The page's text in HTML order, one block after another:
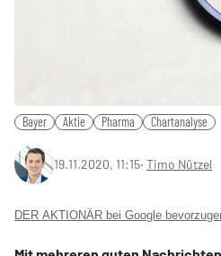
Bayer Aktie Pharma Chartanalyse
19.11.2020, 11:15‧ Timo Nützel
DER AKTIONÄR bei Google